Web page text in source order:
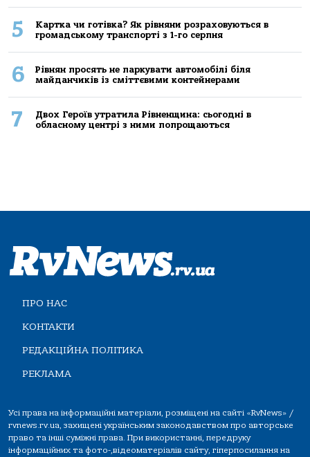
5
Картка чи готівка? Як рівняни розраховуються в
громадському транспорті з 1-го серпня
6
Рівнян просять не паркувати автомобілі біля
майданчиків із сміттєвими контейнерами
7
Двох Героїв утратила Рівненщина: сьогодні в
обласному центрі з ними попрощаються
ПРО НАС
КОНТАКТИ
РЕДАКЦІЙНА ПОЛІТИКА
РЕКЛАМА
Усі права на інформаційні матеріали, розміщені на сайті «RvNews» /
rvnews.rv.ua, захищені українським законодавством про авторське
право та інші суміжні права. При використанні, передруку
інформаційних та фото-,відеоматеріалів сайту, гіперпосилання на